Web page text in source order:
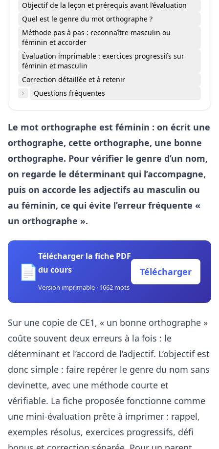
Objectif de la leçon et prérequis avant l’évaluation
Quel est le genre du mot orthographe ?
Méthode pas à pas : reconnaître masculin ou
féminin et accorder
Évaluation imprimable : exercices progressifs sur
féminin et masculin
Correction détaillée et à retenir
Questions fréquentes
Le mot orthographe est féminin : on écrit une
orthographe, cette orthographe, une bonne
orthographe. Pour vérifier le genre d’un nom,
on regarde le déterminant qui l’accompagne,
puis on accorde les adjectifs au masculin ou
au féminin, ce qui évite l’erreur fréquente «
un orthographe ».
📄
Télécharger la fiche PDF
du cours
Version imprimable · 1662 mots
Télécharger
Sur une copie de CE1, « un bonne orthographe »
coûte souvent deux erreurs à la fois : le
déterminant et l’accord de l’adjectif. L’objectif est
donc simple : faire repérer le genre du nom sans
devinette, avec une méthode courte et
vérifiable. La fiche proposée fonctionne comme
une mini-évaluation prête à imprimer : rappel,
exemples résolus, exercices progressifs, défi